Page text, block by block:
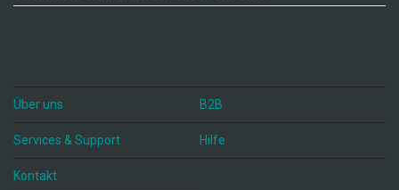
Über uns B2B
Services & Support Hilfe
Kontakt